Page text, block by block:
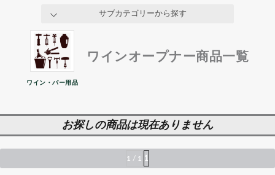
サブカテゴリーから探す
その他－バー用品
ワイン・バー用品
ワインオープナー商品一覧
お探しの商品は現在ありません
1 / 1 1